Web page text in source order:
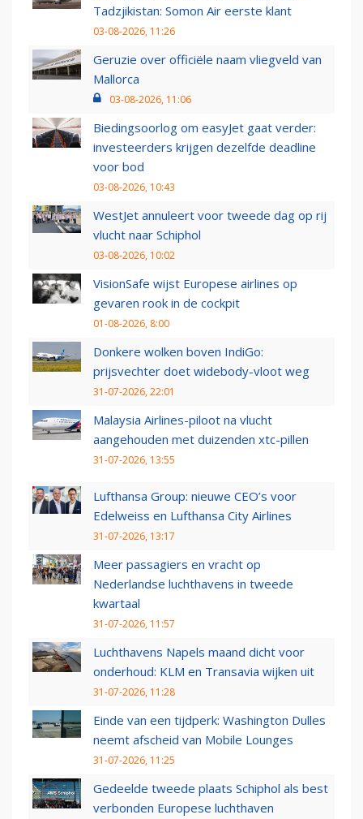
Tadzjikistan: Somon Air eerste klant
03-08-2026, 11:26
Geruzie over officiële naam vliegveld van
Mallorca
03-08-2026, 11:06
Biedingsoorlog om easyJet gaat verder:
investeerders krijgen dezelfde deadline
voor bod
03-08-2026, 10:43
WestJet annuleert voor tweede dag op rij
vlucht naar Schiphol
03-08-2026, 10:02
VisionSafe wijst Europese airlines op
gevaren rook in de cockpit
01-08-2026, 8:00
Donkere wolken boven IndiGo:
prijsvechter doet widebody-vloot weg
31-07-2026, 22:01
Malaysia Airlines-piloot na vlucht
aangehouden met duizenden xtc-pillen
31-07-2026, 13:55
Lufthansa Group: nieuwe CEO’s voor
Edelweiss en Lufthansa City Airlines
31-07-2026, 13:17
Meer passagiers en vracht op
Nederlandse luchthavens in tweede
kwartaal
31-07-2026, 11:57
Luchthavens Napels maand dicht voor
onderhoud: KLM en Transavia wijken uit
31-07-2026, 11:28
Einde van een tijdperk: Washington Dulles
neemt afscheid van Mobile Lounges
31-07-2026, 11:25
Gedeelde tweede plaats Schiphol als best
verbonden Europese luchthaven